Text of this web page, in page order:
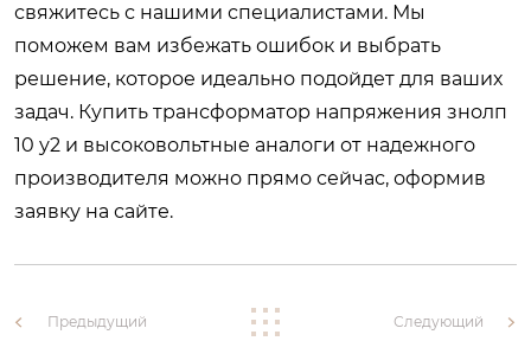
свяжитесь с нашими специалистами. Мы
поможем вам избежать ошибок и выбрать
решение, которое идеально подойдет для ваших
задач. Купить трансформатор напряжения знолп
10 у2 и высоковольтные аналоги от надежного
производителя можно прямо сейчас, оформив
заявку на сайте.
Предыдущий Следующий